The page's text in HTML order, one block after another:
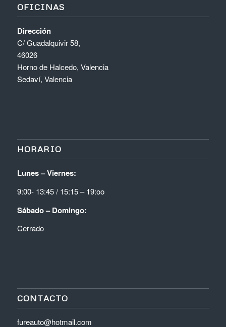
OFICINAS
Dirección
C/ Guadalquivir 58,
46026
Horno de Halcedo, Valencia
Sedaví, Valencia
HORARIO
Lunes – Viernes:
9:00- 13:45 / 15:15 – 19:oo
Sábado – Domingo:
Cerrado
CONTACTO
fureauto@hotmail.com